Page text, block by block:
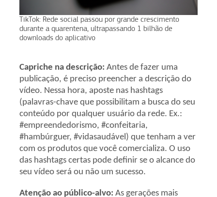
TikTok: Rede social passou por grande crescimento
durante a quarentena, ultrapassando 1 bilhão de
downloads do aplicativo
Capriche na descrição: Antes de fazer uma
publicação, é preciso preencher a descrição do
vídeo. Nessa hora, aposte nas hashtags
(palavras-chave que possibilitam a busca do seu
conteúdo por qualquer usuário da rede. Ex.:
#empreendedorismo, #confeitaria,
#hambúrguer, #vidasaudável) que tenham a ver
com os produtos que você comercializa. O uso
das hashtags certas pode definir se o alcance do
seu vídeo será ou não um sucesso.
Atenção ao público-alvo: As gerações mais